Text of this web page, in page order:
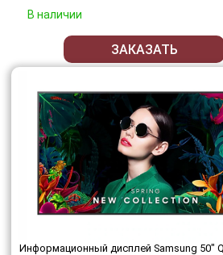
В наличии
ЗАКАЗАТЬ
Информационный дисплей Samsung 50"